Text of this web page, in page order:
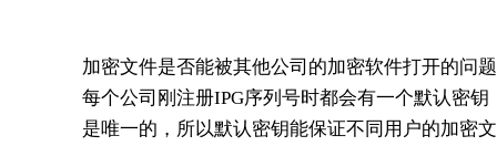
加密文件是否能被其他公司的加密软件打开的问
每个公司刚注册IPG序列号时都会有一个默认密
是唯一的，所以默认密钥能保证不同用户的加密